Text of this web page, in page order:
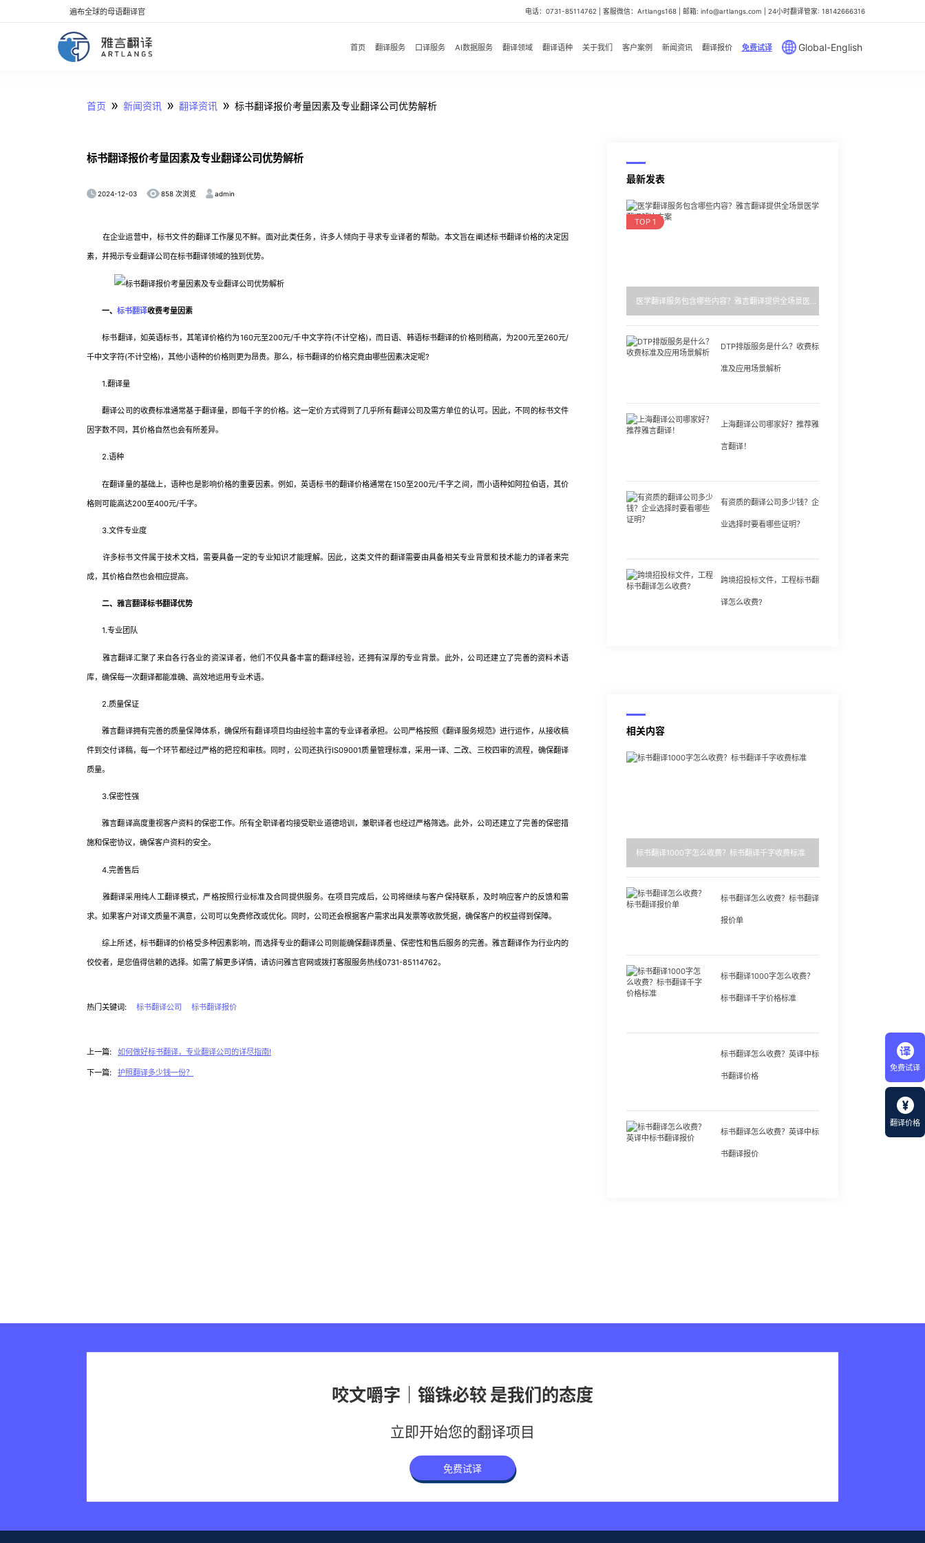
免费试译
翻译价格
遍布全球的母语翻译官 电话：0731-85114762 | 客服微信：Artlangs168 | 邮箱: info@artlangs.com | 24小时翻译管家: 18142666316
首页 翻译服务 口译服务 AI数据服务 翻译领域 翻译语种 关于我们 客户案例 新闻资讯 翻译报价 免费试译 Global-English
首页 » 新闻资讯 » 翻译资讯 » 标书翻译报价考量因素及专业翻译公司优势解析
标书翻译报价考量因素及专业翻译公司优势解析
2024-12-03 858 次浏览 admin
在企业运营中，标书文件的翻译工作屡见不鲜。面对此类任务，许多人倾向于寻求专业译者的帮助。本文旨在阐述标书翻译价格的决定因
素，并揭示专业翻译公司在标书翻译领域的独到优势。
一、 标书翻译收费考量因素
标书翻译，如英语标书，其笔译价格约为160元至200元/千中文字符(不计空格)，而日语、韩语标书翻译的价格则稍高，为200元至260元/
千中文字符(不计空格)，其他小语种的价格则更为昂贵。那么，标书翻译的价格究竟由哪些因素决定呢?
1.翻译量
翻译公司的收费标准通常基于翻译量，即每千字的价格。这一定价方式得到了几乎所有翻译公司及需方单位的认可。因此，不同的标书文件
因字数不同，其价格自然也会有所差异。
2.语种
在翻译量的基础上，语种也是影响价格的重要因素。例如，英语标书的翻译价格通常在150至200元/千字之间，而小语种如阿拉伯语，其价
格则可能高达200至400元/千字。
3.文件专业度
许多标书文件属于技术文档，需要具备一定的专业知识才能理解。因此，这类文件的翻译需要由具备相关专业背景和技术能力的译者来完
成，其价格自然也会相应提高。
二、雅言翻译标书翻译优势
1.专业团队
雅言翻译汇聚了来自各行各业的资深译者，他们不仅具备丰富的翻译经验，还拥有深厚的专业背景。此外，公司还建立了完善的资料术语
库，确保每一次翻译都能准确、高效地运用专业术语。
2.质量保证
雅言翻译拥有完善的质量保障体系，确保所有翻译项目均由经验丰富的专业译者承担。公司严格按照《翻译服务规范》进行运作，从接收稿
件到交付译稿，每一个环节都经过严格的把控和审核。同时，公司还执行IS09001质量管理标准，采用一译、二改、三校四审的流程，确保翻译
质量。
3.保密性强
雅言翻译高度重视客户资料的保密工作。所有全职译者均接受职业道德培训，兼职译者也经过严格筛选。此外，公司还建立了完善的保密措
施和保密协议，确保客户资料的安全。
4.完善售后
雅翻译采用纯人工翻译模式，严格按照行业标准及合同提供服务。在项目完成后，公司将继续与客户保持联系，及时响应客户的反馈和需
求。如果客户对译文质量不满意，公司可以免费修改或优化。同时，公司还会根据客户需求出具发票等收款凭据，确保客户的权益得到保障。
综上所述，标书翻译的价格受多种因素影响，而选择专业的翻译公司则能确保翻译质量、保密性和售后服务的完善。雅言翻译作为行业内的
佼佼者，是您值得信赖的选择。如需了解更多详情，请访问雅言官网或拨打客服服务热线0731-85114762。
热门关键词: 标书翻译公司 标书翻译报价
上一篇: 如何做好标书翻译，专业翻译公司的详尽指南!
下一篇: 护照翻译多少钱一份？
最新发表
TOP 1
医学翻译服务包含哪些内容？雅言翻译提供全场景医学翻译解决方案
DTP排版服务是什么？收费标
准及应用场景解析
上海翻译公司哪家好？推荐雅
言翻译！
有资质的翻译公司多少钱？企
业选择时要看哪些证明？
跨境招投标文件，工程标书翻
译怎么收费?
相关内容
标书翻译1000字怎么收费？标书翻译千字收费标准
标书翻译怎么收费？标书翻译
报价单
标书翻译1000字怎么收费？
标书翻译千字价格标准
标书翻译怎么收费？英译中标
书翻译价格
标书翻译怎么收费？英译中标
书翻译报价
咬文嚼字｜锱铢必较 是我们的态度
立即开始您的翻译项目
免费试译